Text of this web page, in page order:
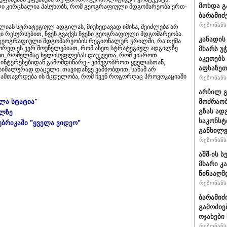
კირცხალია პასუხობს, რომ გეოგრაფიული მდგომარეობა ერთ-
სტრატეგიულ ადგილას, მიუხედავად იმისა, შეიძლება არ
ჩვენ გვაქვს ჩვენი გეოგრაფიული მდგომარეობა.
მდგომარეობის რეგიონალურ ჭრილში, რა თქმა
ეს ვერ მოუნელებიათ, რომ ასეთ სტრატეგიულ ადგილზე
რომელმაც ხელისუფლებას დაუკვეთა, რომ ვიაროთ
გამომდინარე - ვიმეგობროთ ყველასთან,
დაცული. თავიდანვე ვამბობდით, სანამ არ
ის მცდელობა, რომ ჩვენ როგორღაც პროვოკაციაში
სტატია"
"ყველა ვიდეო"
მოხდა
მხარს
არჩილ
გზას
აშშ-ის
მხარი